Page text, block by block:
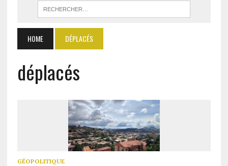
HOME DÉPLACÉS
déplacés
GÉOPOLITIQUE